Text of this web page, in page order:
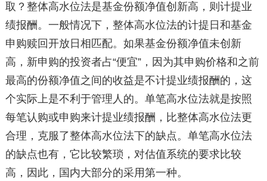
取？整体高水位法是基金份额净值创新高，则计提业
绩报酬。一般情况下，整体高水位法的计提日和基金
申购赎回开放日相匹配。如果基金份额净值未创新
高，新申购的投资者占“便宜”，因为其申购价格和之前
最高的份额净值之间的收益是不计提业绩报酬的，这
个实际上是不利于管理人的。单笔高水位法就是按照
每笔认购或申购来计提业绩报酬，比整体高水位法更
合理，克服了整体高水位法下的缺点。单笔高水位法
的缺点也有，它比较繁琐，对估值系统的要求比较
高，因此，国内大部分的采用第一种。